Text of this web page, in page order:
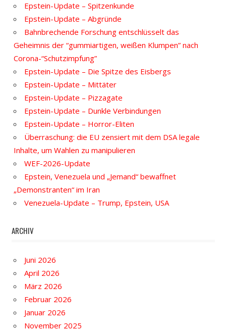
Epstein-Update – Spitzenkunde
Epstein-Update – Abgründe
Bahnbrechende Forschung entschlüsselt das
Geheimnis der “gummiartigen, weißen Klumpen” nach
Corona-“Schutzimpfung”
Epstein-Update – Die Spitze des Eisbergs
Epstein-Update – Mittäter
Epstein-Update – Pizzagate
Epstein-Update – Dunkle Verbindungen
Epstein-Update – Horror-Eliten
Überraschung: die EU zensiert mit dem DSA legale
Inhalte, um Wahlen zu manipulieren
WEF-2026-Update
Epstein, Venezuela und „Jemand“ bewaffnet
„Demonstranten“ im Iran
Venezuela-Update – Trump, Epstein, USA
ARCHIV
Juni 2026
April 2026
März 2026
Februar 2026
Januar 2026
November 2025